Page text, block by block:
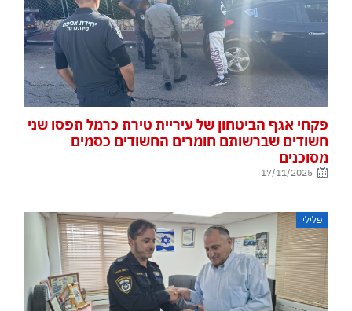
פקחי אגף הביטחון של עיריית טירת כרמל תפסו שני
חשודים שברשותם חומרים החשודים כסמים
מסוכנים
17/11/2025
פלילי